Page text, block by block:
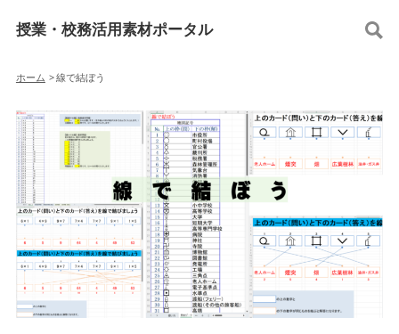
授業・校務活用素材ポータル
ホーム >線で結ぼう